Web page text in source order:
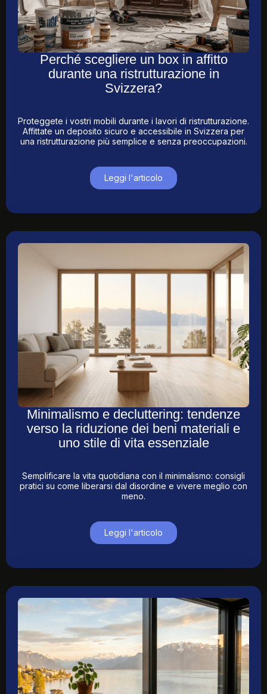
Perché scegliere un box in affitto
durante una ristrutturazione in
Svizzera?
Proteggete i vostri mobili durante i lavori di ristrutturazione.
Affittate un deposito sicuro e accessibile in Svizzera per
una ristrutturazione più semplice e senza preoccupazioni.
Leggi l'articolo
Minimalismo e decluttering: tendenze
verso la riduzione dei beni materiali e
uno stile di vita essenziale
Semplificare la vita quotidiana con il minimalismo: consigli
pratici su come liberarsi dal disordine e vivere meglio con
meno.
Leggi l'articolo